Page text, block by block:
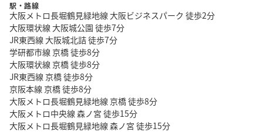
駅・路線
大阪メトロ長堀鶴見緑地線 大阪ビジネスパーク 徒歩2分
大阪環状線 大阪城公園 徒歩7分
JR東西線 大阪城北詰 徒歩7分
学研都市線 京橋 徒歩8分
大阪環状線 京橋 徒歩8分
JR東西線 京橋 徒歩8分
京阪本線 京橋 徒歩8分
大阪メトロ長堀鶴見緑地線 京橋 徒歩8分
大阪メトロ中央線 森ノ宮 徒歩15分
大阪メトロ長堀鶴見緑地線 森ノ宮 徒歩15分